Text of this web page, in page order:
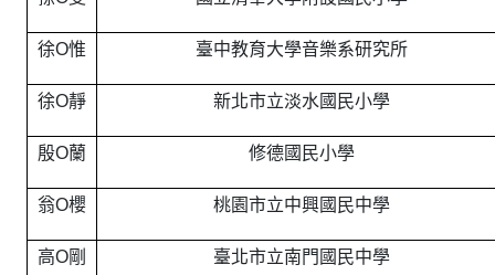
徐O惟 臺中教育大學音樂系研究所
徐O靜 新北市立淡水國民小學
殷O蘭 修德國民小學
翁O櫻 桃園市立中興國民中學
高O剛 臺北市立南門國民中學